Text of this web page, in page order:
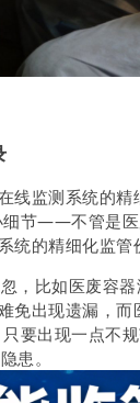
监测系统的精
细节——不管是
的精细化监管
，比如医废容
出现遗漏，
要出现一点不
患。